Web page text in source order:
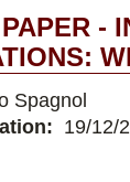
-
Spagnol
19/12/